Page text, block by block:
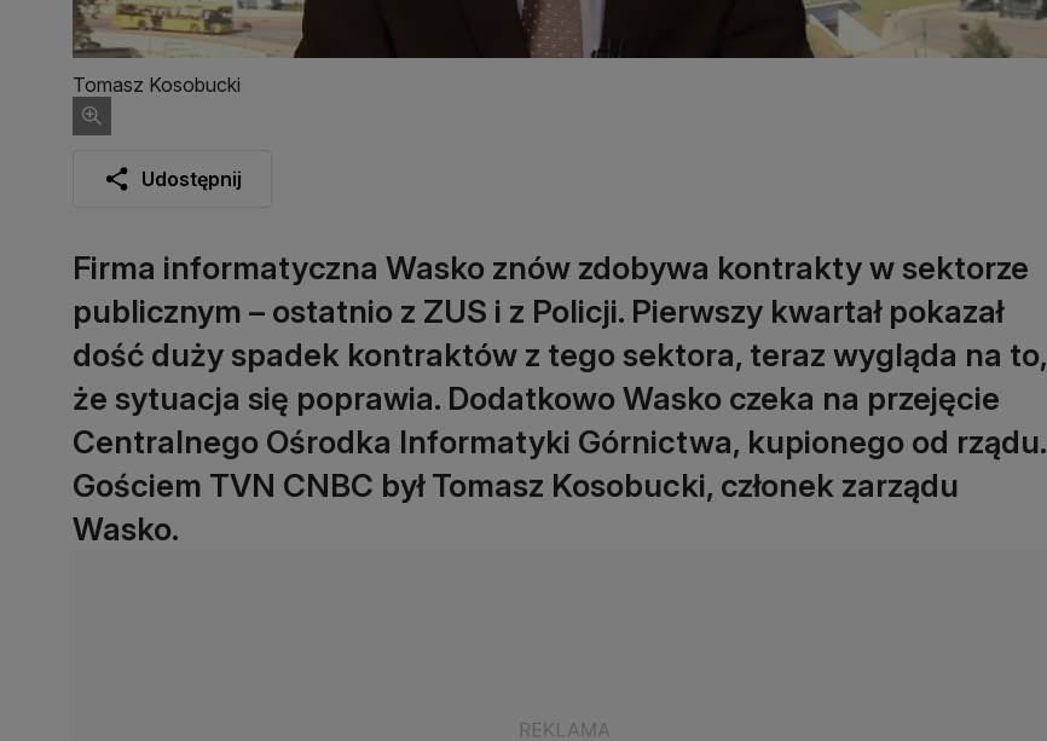
Tomasz Kosobucki
Udostępnij
Firma informatyczna Wasko znów zdobywa kontrakty w sektorze
publicznym – ostatnio z ZUS i z Policji. Pierwszy kwartał pokazał
dość duży spadek kontraktów z tego sektora, teraz wygląda na to,
że sytuacja się poprawia. Dodatkowo Wasko czeka na przejęcie
Centralnego Ośrodka Informatyki Górnictwa, kupionego od rządu.
Gościem TVN CNBC był Tomasz Kosobucki, członek zarządu
Wasko.